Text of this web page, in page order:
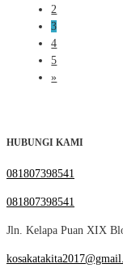
2
3
4
5
»
HUBUNGI KAMI
081807398541
081807398541
Jln. Kelapa Puan XIX